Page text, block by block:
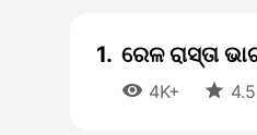
1. ରେଳ ରାସ୍ତା
 4K+  4.5